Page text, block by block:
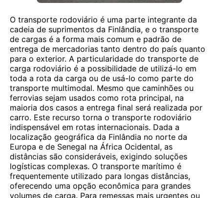
O transporte rodoviário é uma parte integrante da
cadeia de suprimentos da Finlândia, e o transporte
de cargas é a forma mais comum e padrão de
entrega de mercadorias tanto dentro do país quanto
para o exterior. A particularidade do transporte de
carga rodoviário é a possibilidade de utilizá-lo em
toda a rota da carga ou de usá-lo como parte do
transporte multimodal. Mesmo que caminhões ou
ferrovias sejam usados ​​como rota principal, na
maioria dos casos a entrega final será realizada por
carro. Este recurso torna o transporte rodoviário
indispensável em rotas internacionais. Dada a
localização geográfica da Finlândia no norte da
Europa e de Senegal na África Ocidental, as
distâncias são consideráveis, exigindo soluções
logísticas complexas. O transporte marítimo é
frequentemente utilizado para longas distâncias,
oferecendo uma opção econômica para grandes
volumes de carga. Para remessas mais urgentes ou